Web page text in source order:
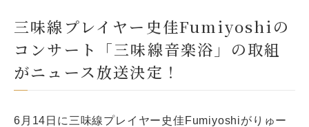
三味線プレイヤー史佳Fumiyoshiの
コンサート「三味線音楽浴」の取組
がニュース放送決定！
6月14日に三味線プレイヤー史佳Fumiyoshiがりゅー